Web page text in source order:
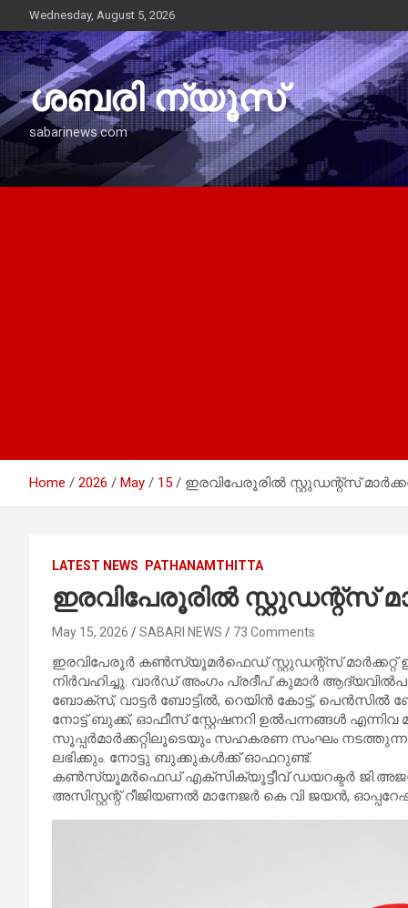
to
content
Wednesday, August 5, 2026
ശബരി ന്യൂസ്
sabarinews.com
Home 2026 May 15 ഇരവിപേരൂരില്‍ സ്റ്റുഡന്റ്സ്
LATEST NEWS PATHANAMTHITTA
ഇരവിപേരൂരില്‍ സ്റ്റുഡന്റ്സ്
May 15, 2026 SABARI NEWS 73 Comments
ഇരവിപേരൂര്‍ കണ്‍സ്യൂമര്‍ഫെഡ് സ്റ്റുഡന്റ്സ് മാര്‍ക്കറ്റ്
നിര്‍വഹിച്ചു. വാര്‍ഡ് അംഗം പ്രദീപ് കുമാര്‍
ബോക്‌സ്, വാട്ടര്‍ ബോട്ടില്‍, റെയിന്‍ കോട്ട്, പെന്‍സില്‍
നോട്ട് ബുക്ക്, ഓഫീസ് സ്റ്റേഷനറി ഉല്‍പന്നങ്ങള്‍ എന്നിവ
സൂപ്പര്‍മാര്‍ക്കറ്റിലൂടെയും സഹകരണ സംഘം
ലഭിക്കും. നോട്ടു ബുക്കുകള്‍ക്ക് ഓഫറുണ്ട്.
കണ്‍സ്യൂമര്‍ഫെഡ് എക്‌സിക്യൂട്ടീവ് ഡയറക്ടര്‍
അസിസ്റ്റന്റ് റീജിയണല്‍ മാനേജര്‍ കെ വി ജയന്‍,